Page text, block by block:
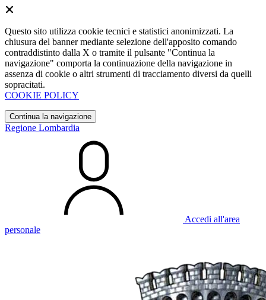
Questo sito utilizza cookie tecnici e statistici anonimizzati. La
chiusura del banner mediante selezione dell'apposito comando
contraddistinto dalla X o tramite il pulsante "Continua la
navigazione" comporta la continuazione della navigazione in
assenza di cookie o altri strumenti di tracciamento diversi da quelli
sopracitati.
COOKIE POLICY
Continua la navigazione
Regione Lombardia
Accedi all'area
personale